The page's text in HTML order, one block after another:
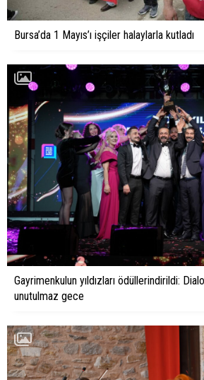
Bursa’da 1 Mayıs’ı işçiler halaylarla kutladı
Gayrimenkulun yıldızları ödüllerindirildi:
unutulmaz gece